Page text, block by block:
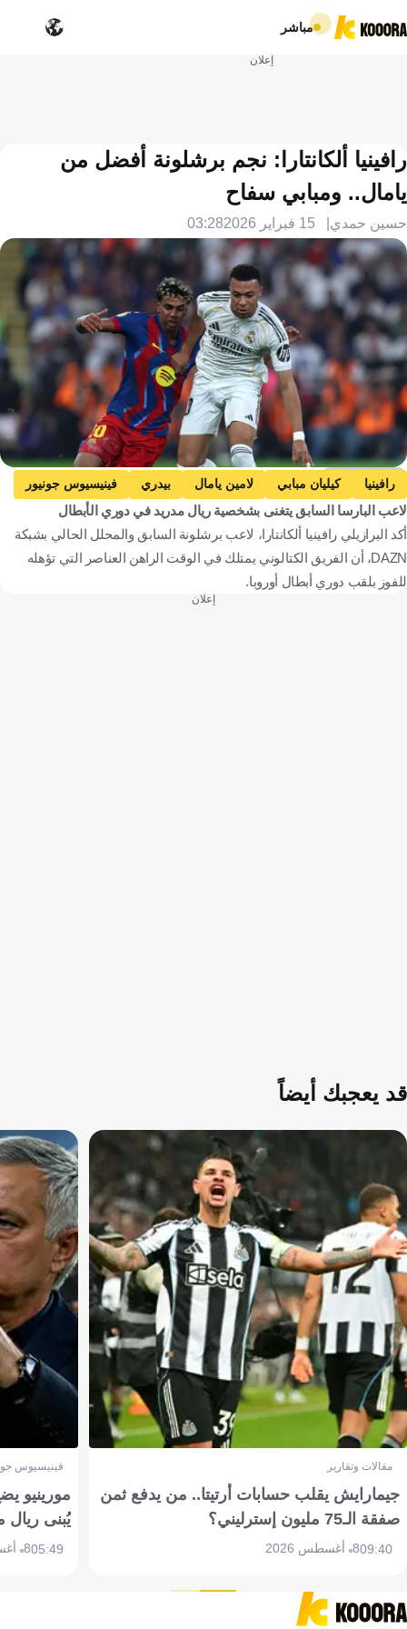
مباشر
إعلان
رافينيا ألكانتارا: نجم برشلونة أفضل من
يامال.. ومبابي سفاح
حسين حمدي 15 فبراير 2026 03:28
Getty Images
رافينيا كيليان مبابي لامين يامال بيدري
فينيسيوس جونيور
لويس إنريكي
برشلونة
ريال مدريد
باريس سان جيرمان
الدوري الإسباني
دوري أبطال أوروبا
فرنسا إسبانيا كرة قدم
لاعب البارسا السابق يتغنى بشخصية ريال مدريد في دوري الأبطال
أكد البرازيلي رافينيا ألكانتارا، لاعب برشلونة السابق والمحلل الحالي بشبكة
DAZN، أن الفريق الكتالوني يمتلك في الوقت الراهن العناصر التي تؤهله
للفوز بلقب دوري أبطال أوروبا.
إعلان
قد يعجبك أيضاً
مقالات وتقارير
جيمارايش يقلب حسابات أرتيتا.. من يدفع ثمن
صفقة الـ75 مليون إسترليني؟
09:408 أغسطس 2026
فينيسيوس
مورينيو
يُبنى ريال
05:498 أغسطس 2026